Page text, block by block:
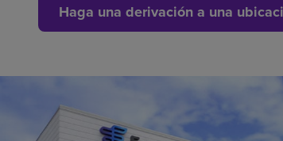
Haga una derivación a una